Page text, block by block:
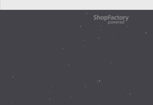
WebShop erstellt mit
ShopFactory Shop